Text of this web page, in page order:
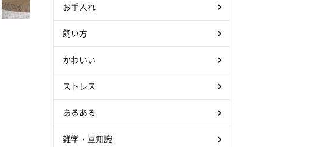
お手入れ
飼い方
かわいい
ストレス
あるある
雑学・豆知識